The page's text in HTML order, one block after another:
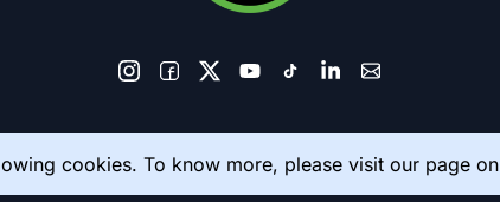
cookies. To know more, please visit our page on